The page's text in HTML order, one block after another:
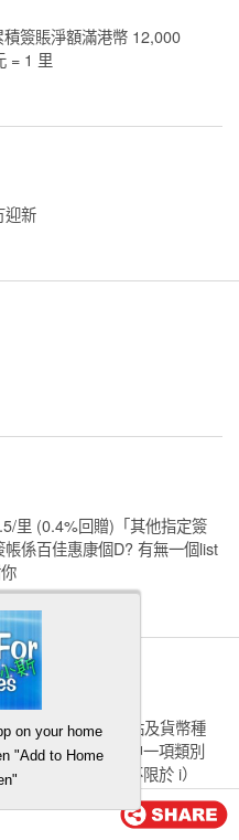
簽賬淨額滿港幣 12,000
= 1 里
迎新
里 (0.4%回贈)「其他指定簽
係百佳惠康個D? 有無一個list
不論簽賬之交易地點及貨幣種
紀錄及符合以下其中一項類別
格簽賬，包括但不限於 i）
簽賬、iii） 證券買賣簽賬、
費簽賬及 v）廣告服務之簽
on your home
"Add to Home